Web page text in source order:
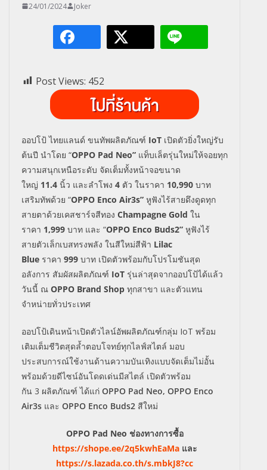
24/01/2024 Joker
Post Views: 452
ออปโป้ ไทยแลนด์ ขนทัพผลิตภัณฑ์ IoT เปิดตัวยิ่งใหญ่รับ
ต้นปี นำโดย “OPPO Pad Neo” แท็บเล็ตรุ่นใหม่ให้จอยทุก
ความสนุกเหนือระดับ จัดเต็มทั้งหน้าจอขนาด
ใหญ่ 11.4 นิ้ว และลำโพง 4 ตัว ในราคา 10,990 บาท
เสริมทัพด้วย “OPPO Enco Air3s” หูฟังไร้สายดึงดูดทุก
สายตาด้วยเคสชาร์จสีทอง Champagne Gold ใน
ราคา 1,999 บาท และ “OPPO Enco Buds2” หูฟังไร้
สายตัวเล็กเบสทรงพลัง ในสีใหม่สีฟ้า Lilac
Blue ราคา 999 บาท เปิดตัวพร้อมกับโปรโมชันสุด
อลังการ สัมผัสผลิตภัณฑ์ IoT รุ่นล่าสุดจากออปโป้ได้แล้ว
วันนี้ ณ OPPO Brand Shop ทุกสาขา และตัวแทน
จำหน่ายทั่วประเทศ
ออปโป้เดินหน้าเปิดตัวไลน์อัพผลิตภัณฑ์กลุ่ม IoT พร้อม
เติมเต็มชีวิตสุดล้ำตอบโจทย์ทุกไลฟ์สไตล์ มอบ
ประสบการณ์ใช้งานด้านความบันเทิงแบบจัดเต็มไม่อั้น
พร้อมด้วยดีไซน์อันโดดเด่นมีสไตล์ เปิดตัวพร้อม
กัน 3 ผลิตภัณฑ์ ได้แก่ OPPO Pad Neo, OPPO Enco
Air3s และ OPPO Enco Buds2 สีใหม่
OPPO Pad Neo ช่องทางการซื้อ
https://shope.ee/2q5kwhEaMaและ
https://s.lazada.co.th/s.mbkJ8?cc